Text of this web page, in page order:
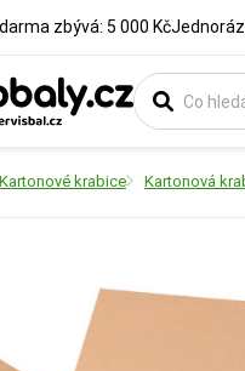
zbývá: 5 000 Kč
Kartonové krabice Kartonová